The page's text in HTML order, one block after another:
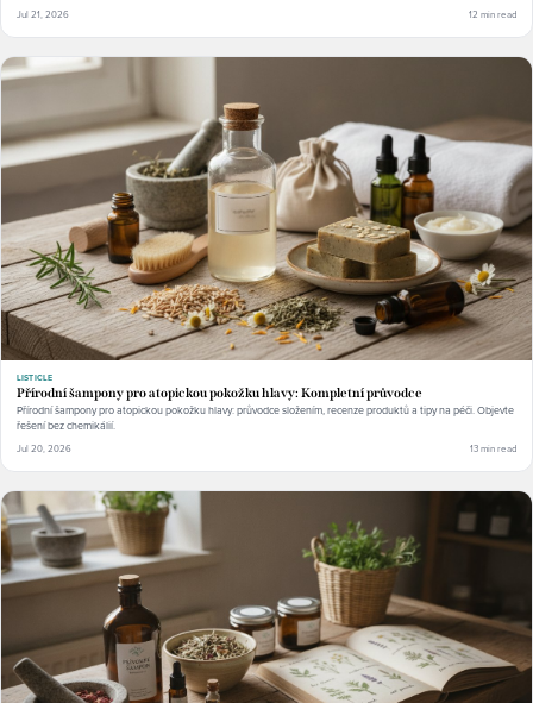
Jul 21, 2026 12 min read
LISTICLE
Přírodní šampony pro atopickou pokožku hlavy: Kompletní průvodce
Přírodní šampony pro atopickou pokožku hlavy: průvodce složením, recenze produktů a tipy na péči. Objevte
řešení bez chemikálií.
Jul 20, 2026 13 min read